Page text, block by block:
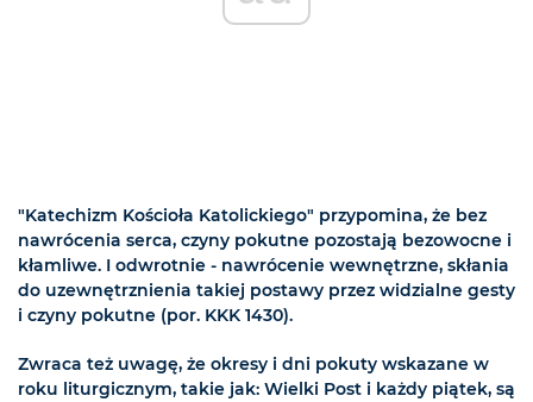
"Katechizm Kościoła Katolickiego" przypomina, że bez
nawrócenia serca, czyny pokutne pozostają bezowocne i
kłamliwe. I odwrotnie - nawrócenie wewnętrzne, skłania
do uzewnętrznienia takiej postawy przez widzialne gesty
i czyny pokutne (por. KKK 1430).
Zwraca też uwagę, że okresy i dni pokuty wskazane w
roku liturgicznym, takie jak: Wielki Post i każdy piątek, są